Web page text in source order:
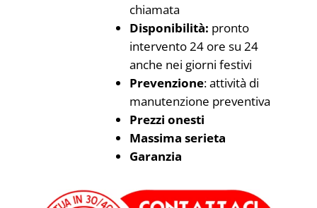
chiamata
Disponibilità: pronto
intervento 24 ore su 24
anche nei giorni festivi
Prevenzione: attività di
manutenzione preventiva
Prezzi onesti
Massima serieta
Garanzia